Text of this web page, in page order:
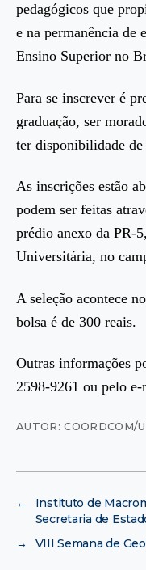
pedagógicos que
e na permanência de
Ensino Superior no
Para se inscrever é
graduação, ser
ter disponibilidade de
As inscrições estão
podem ser feitas
prédio anexo da PR-
Universitária, no
A seleção acontece
bolsa é de 300 reais.
Outras informações
2598-9261 ou pelo e-
AUTOR: COORDCOM/
←
Instituto de
Secretaria de
→
VIII Semana de